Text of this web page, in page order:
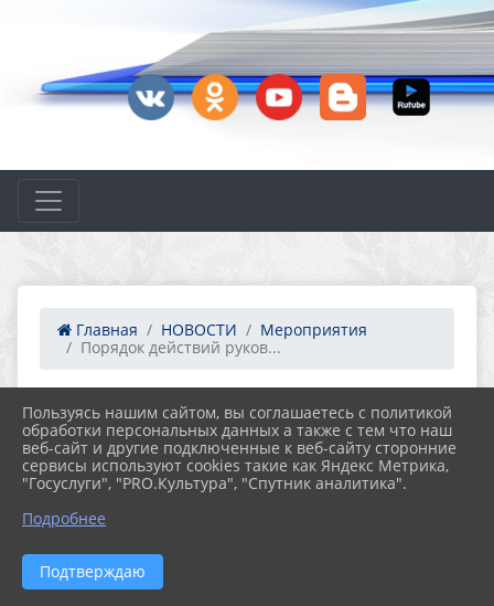
Главная НОВОСТИ
Мероприятия
Порядок действий руков...
12.02.2025 10:26 31
ПОРЯДОК ДЕЙСТВИЙ РУКОВОДИТЕЛЯ,
ПЕРСОНАЛА И ОХРАННИКА ПРИ
ОБНАРУЖЕНИИ ПОДОЗРИТЕЛЬНОГО
ПРЕДМЕТА, ПОХОЖЕГО НА ВЗРЫВНОЕ
Пользуясь нашим сайтом, вы соглашаетесь с политикой
обработки персональных данных а также с тем что наш
веб-сайт и другие подключенные к веб-сайту сторонние
сервисы используют cookies такие как Яндекс Метрика,
"Госуслуги", "PRO.Культура", "Спутник аналитика".
Подробнее
Подтверждаю